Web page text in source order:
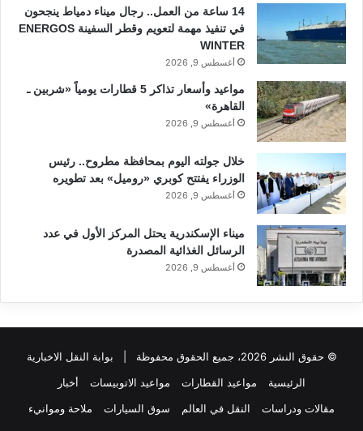
14 ساعة من العمل.. رجال ميناء دمياط ينجحون
في تنفيذ مهمة لتعويم وقطر السفينة ENERGOS
WINTER
أغسطس 9, 2026
مواعيد وأسعار تذاكر 5 قطارات يومياً «شربين ـ
القاهرة»
أغسطس 9, 2026
خلال جولته اليوم بمحافظة مطروح.. رئيس
الوزراء يفتتح كوبري «روميل» بعد تطويره
أغسطس 9, 2026
ميناء الإسكندرية يحتل المركز الأول في عدد
الرسائل الغذائية المصدرة
أغسطس 9, 2026
© حقوق النشر 2026، جميع الحقوق محفوظة |
بوابة النقل الاخبارية
الرئيسية
مواعيد القطارات مواعيد الاتوبيسات
أخبار
مقالات ودراسات
النقل في العالم سوق السيارات ملاحة وموانيء